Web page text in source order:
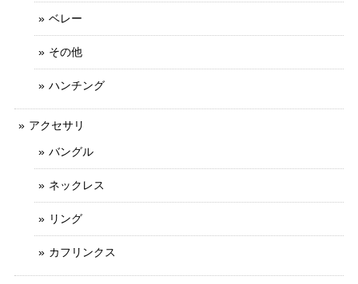
ベレー
その他
ハンチング
アクセサリ
バングル
ネックレス
リング
カフリンクス